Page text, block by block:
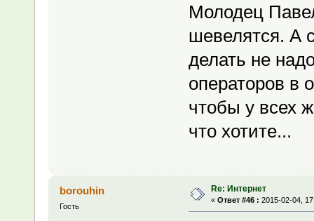
Молодец
шевелятся. А
делать не
операторов в
чтобы у всех
что хотите...
borouhin
Гость
Re: Интернет
« Ответ #46 : 2015-02-04,